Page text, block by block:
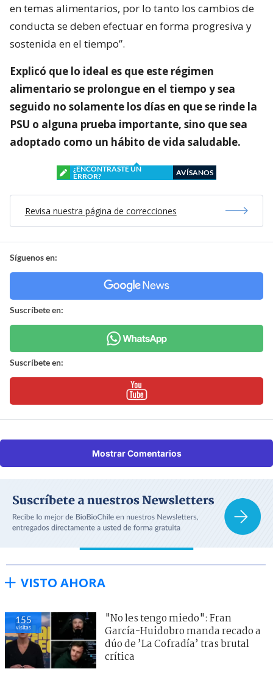
en temas alimentarios, por lo tanto los cambios de
conducta se deben efectuar en forma progresiva y
sostenida en el tiempo”.
Explicó que lo ideal es que este régimen
alimentario se prolongue en el tiempo y sea
seguido no solamente los días en que se rinde la
PSU o alguna prueba importante, sino que sea
adoptado como un hábito de vida saludable.
¿ENCONTRASTE UN
ERROR?
AVÍSANOS
Revisa nuestra página de correcciones
Síguenos en:
Suscríbete en:
Suscríbete en:
Mostrar Comentarios
VISTO AHORA
155
visitas
"No les tengo miedo": Fran
García-Huidobro manda recado a
dúo de ’La Cofradía’ tras brutal
crítica